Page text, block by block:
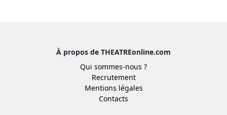
À propos de THEATREonline.com
Qui sommes-nous ?
Recrutement
Mentions légales
Contacts